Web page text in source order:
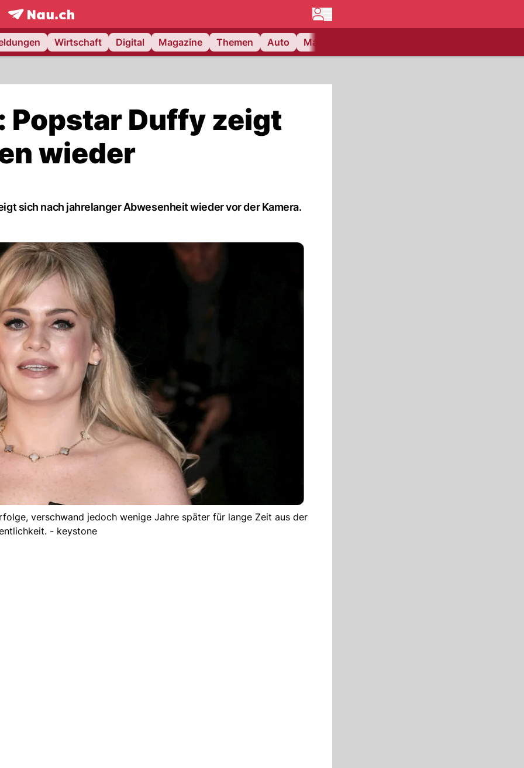
frontpage.NAU.ch
Wirtschaft Digital Magazine Themen Auto Matchcenter
Popstar Duffy zeigt
wieder
sich nach jahrelanger Abwesenheit wieder vor der Kamera.
verschwand jedoch wenige Jahre später für lange Zeit aus der
- keystone